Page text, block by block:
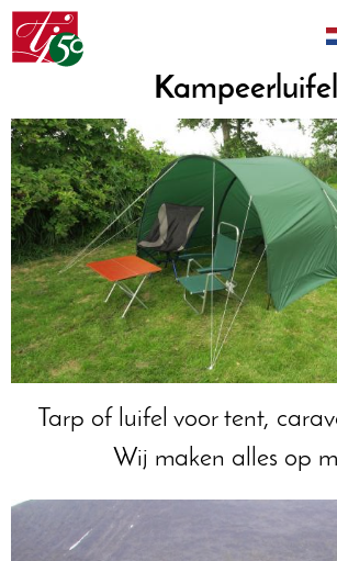
Overslaan
en
naar
gaan
Tatteljee
Slapen
Tenten
Tipi'sch
Luifels
Overige
Reparatie
Over ons
Contact
Kampeerluifel
Tarp of luifel voor tent,
Wij maken alles op